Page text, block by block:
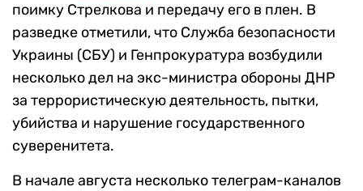
поимку Стрелкова и передачу его в плен. В
разведке отметили, что Служба безопасности
Украины (СБУ) и Генпрокуратура возбудили
несколько дел на экс-министра обороны ДНР
за террористическую деятельность, пытки,
убийства и нарушение государственного
суверенитета.
В начале августа несколько телеграм-каналов